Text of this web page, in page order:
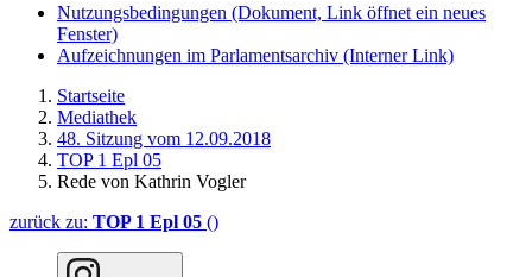
Nutzungsbedingungen (Dokument, Link öffnet ein neues
Fenster)
Aufzeichnungen im Parlamentsarchiv (Interner Link)
Startseite
Mediathek
48. Sitzung vom 12.09.2018
TOP 1 Epl 05
Rede von Kathrin Vogler
zurück zu: TOP 1 Epl 05 ()